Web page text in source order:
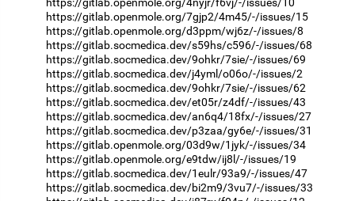
https://gitlab.openmole.org/7gjp2/4m45/-/issues/15
https://gitlab.openmole.org/d3ppm/wj6z/-/issues/8
https://gitlab.socmedica.dev/s59hs/c596/-/issues/68
https://gitlab.socmedica.dev/9ohkr/7sie/-/issues/69
https://gitlab.socmedica.dev/j4yml/o06o/-/issues/2
https://gitlab.socmedica.dev/9ohkr/7sie/-/issues/62
https://gitlab.socmedica.dev/et05r/z4df/-/issues/43
https://gitlab.socmedica.dev/an6q4/18fx/-/issues/27
https://gitlab.socmedica.dev/p3zaa/gy6e/-/issues/31
https://gitlab.openmole.org/03d9w/1jyk/-/issues/34
https://gitlab.openmole.org/e9tdw/ij8l/-/issues/19
https://gitlab.socmedica.dev/1eulr/93a9/-/issues/47
https://gitlab.socmedica.dev/bi2m9/3vu7/-/issues/33